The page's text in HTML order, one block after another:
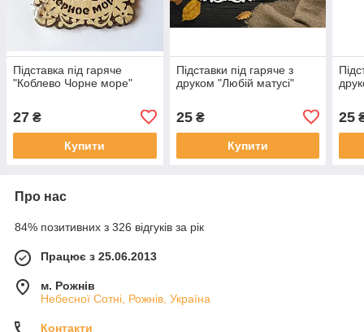
Підставка під гаряче
"Коблево Чорне море"
27 ₴
Купити
Підставки під гаряче з
друком "Любій матусі"
25₴
Купити
25
Про нас
84% позитивних з 326 відгуків за рік
Працює з 25.06.2013
м. Рожнів
Небесної Сотні, Рожнів, Україна
Контакти